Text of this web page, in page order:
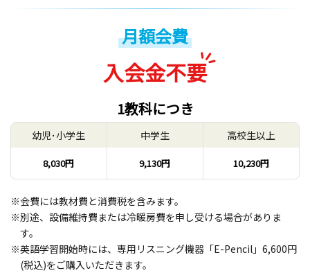
月額会費
入会金不要
1教科につき
幼児･小学生
8,030円
中学生
9,130円
高校生以上
10,230円
※会費には教材費と消費税を含みます。
※別途、設備維持費または冷暖房費を申し受ける場合がありま
す。
※英語学習開始時には、専用リスニング機器「E-Pencil」6,600円
(税込)をご購入いただきます。